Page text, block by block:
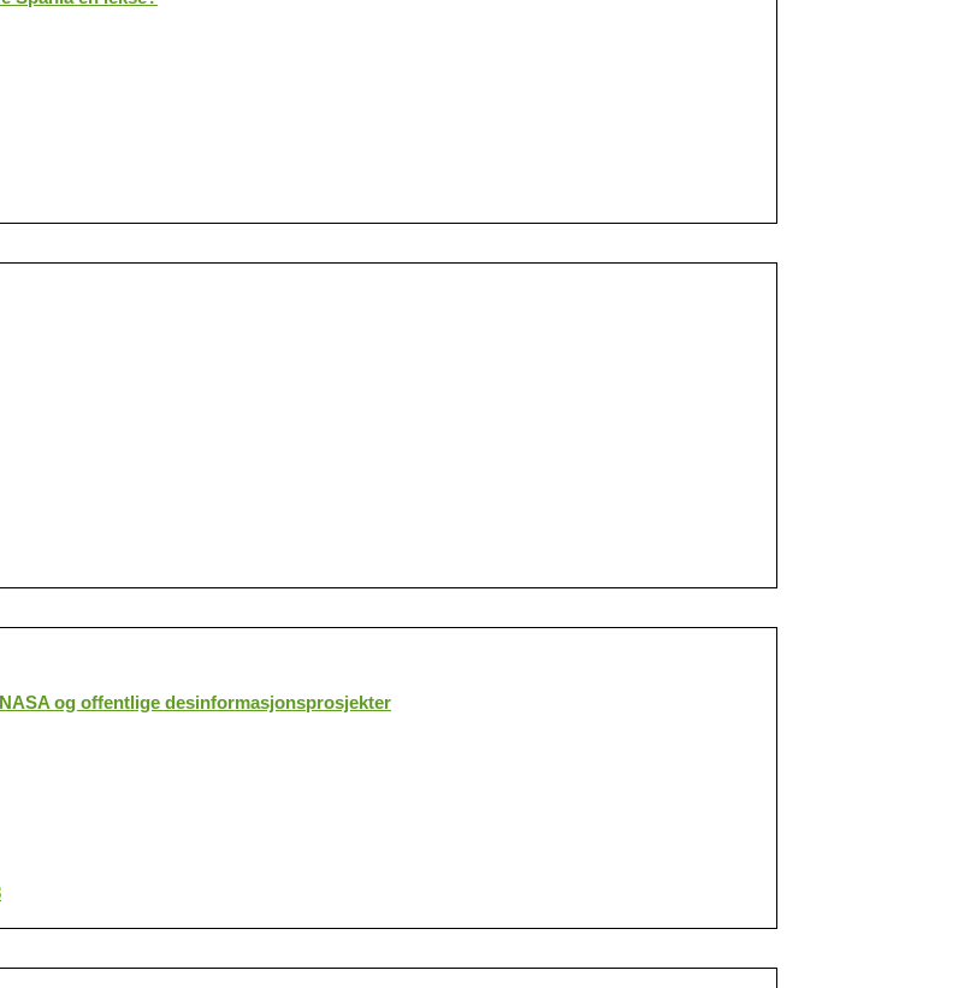
og offentlige desinformasjonsprosjekter